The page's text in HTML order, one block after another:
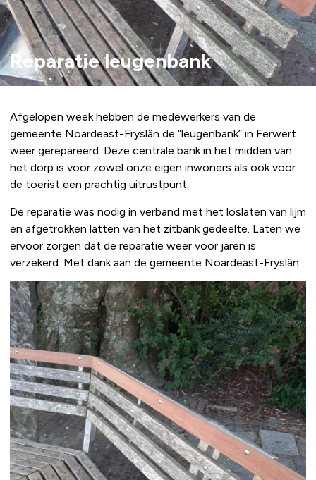
Reparatie leugenbank
Afgelopen week hebben de medewerkers van de
gemeente Noardeast-Fryslân de “leugenbank” in Ferwert
weer gerepareerd. Deze centrale bank in het midden van
het dorp is voor zowel onze eigen inwoners als ook voor
de toerist een prachtig uitrustpunt.
De reparatie was nodig in verband met het loslaten van lijm
en afgetrokken latten van het zitbank gedeelte. Laten we
ervoor zorgen dat de reparatie weer voor jaren is
verzekerd. Met dank aan de gemeente Noardeast-Fryslân.